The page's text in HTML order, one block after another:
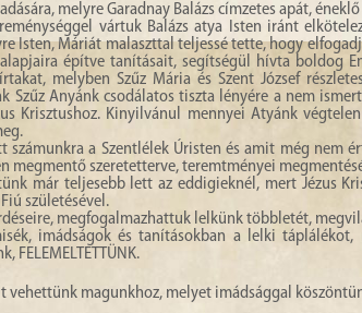
melyre Garadnay Balázs címzetes apát,
vártuk Balázs atya Isten iránt
Isten, Máriát malaszttal teljessé tette, hogy
építve tanításait, segítségül hívta boldog
melyben Szűz Mária és Szent József
Szűz Anyánk csodálatos tiszta lényére a nem
Krisztushoz. Kinyilvánul mennyei Atyánk
számunkra a Szentlélek Úristen és amit még nem
megmentő szeretetterve, teremtményei
már teljesebb lett az eddigieknél, mert Jézus
születésével.
megfogalmazhattuk lelkünk többletét,
imádságok és tanításokban a lelki
vehettünk magunkhoz, melyet imádsággal